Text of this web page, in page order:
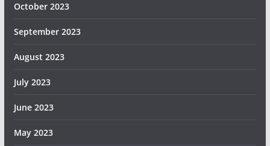
October 2023
September 2023
August 2023
July 2023
June 2023
May 2023